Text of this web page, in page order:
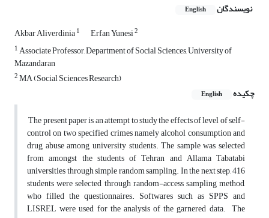
نویسندگان English
Akbar Aliverdinia1 Erfan Yunesi2
1Associate Professor, Department of Social Sciences, University of
Mazandaran
2MA (Social Sciences Research)
چکیده
English
The present paper is an attempt to study the effects of level of self-
control on two specified crimes namely alcohol consumption and
drug abuse among university students. The sample was selected
from amongst the students of Tehran and Allama Tabatabi
universities through simple random sampling. In the next step, 416
students were selected through random-access sampling method,
who filled the questionnaires. Softwares such as SPPS and
LISREL were used for the analysis of the garnered data. The